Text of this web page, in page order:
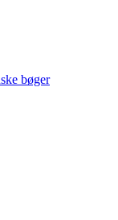
bøger